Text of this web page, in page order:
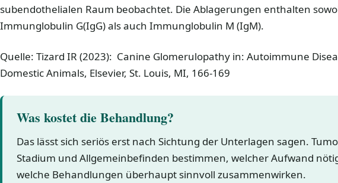
subendothelialen Raum beobachtet. Die Ablagerungen enthalten
Immunglobulin G(IgG) als auch Immunglobulin M (IgM).
Quelle: Tizard IR (2023): Canine Glomerulopathy in: Autoimmune
Domestic Animals, Elsevier, St. Louis, MI, 166-169
Was kostet die Behandlung?
Das lässt sich seriös erst nach Sichtung der Unterlagen sagen.
Stadium und Allgemeinbefinden bestimmen, welcher Aufwand
welche Behandlungen überhaupt sinnvoll zusammenwirken.